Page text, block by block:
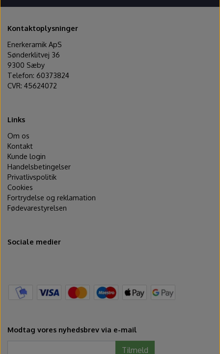
Kontaktoplysninger
Enerkeramik ApS
Sønderklitvej 36
9300 Sæby
Telefon: 60373824
CVR: 45624072
Links
Om os
Kontakt
Kunde login
Handelsbetingelser
Privatlivspolitik
Cookies
Fortrydelse og reklamation
Fødevarestyrelsen
Sociale medier
Modtag vores nyhedsbrev via e-mail
Tilmeld